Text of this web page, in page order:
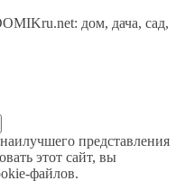
дом, дача, сад,
представления
этот сайт, вы
файлов.